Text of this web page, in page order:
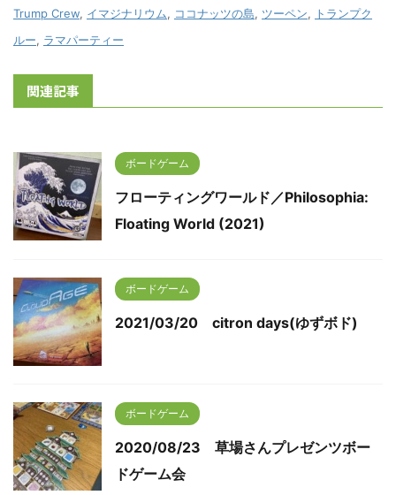
Trump Crew, イマジナリウム, ココナッツの島, ツーペン, トランプク
ルー, ラマパーティー
関連記事
ボードゲーム
フローティングワールド／Philosophia:
Floating World (2021)
ボードゲーム
2021/03/20 citron days(ゆずボド)
ボードゲーム
2020/08/23 草場さんプレゼンツボー
ドゲーム会